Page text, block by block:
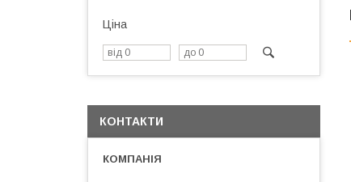
Ціна
КОНТАКТИ